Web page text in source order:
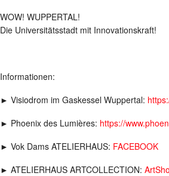
WOW! WUPPERTAL!
Die Universitätsstadt mit Innovationskraft!
Informationen:
► Visiodrom im Gaskessel Wuppertal:
► Phoenix des Lumières: https://
► Vok Dams ATELIERHAUS: FACEBOOK
► ATELIERHAUS ARTCOLLECTION: